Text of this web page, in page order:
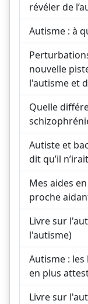
révéler de
Autisme : à
nouvelle
l'autisme et
Quelle
Autiste et
dit qu’il
Mes aides
proche
Livre sur
l'autisme)
Autisme :
en plus
Livre sur